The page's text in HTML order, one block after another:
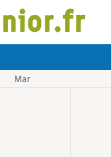
Mar